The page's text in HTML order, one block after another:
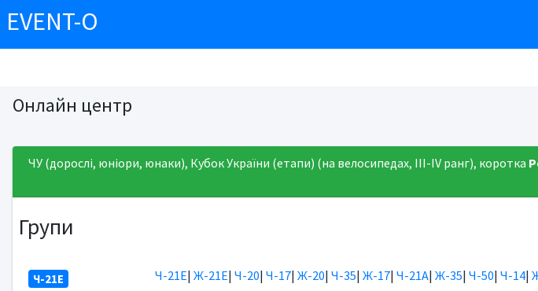
EVENT-O
Онлайн центр
ЧУ (дорослі, юніори, юнаки), Кубок України (етапи) (на велосипедах, ІІІ-ІV ранг), коротка
Групи
Ч-21Е Ч-21Е| Ж-21Е| Ч-20| Ч-17| Ж-20| Ч-35| Ж-17| Ч-21А| Ж-35| Ч-50| Ч-14|